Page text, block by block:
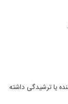
یا ترشیدگی داشته